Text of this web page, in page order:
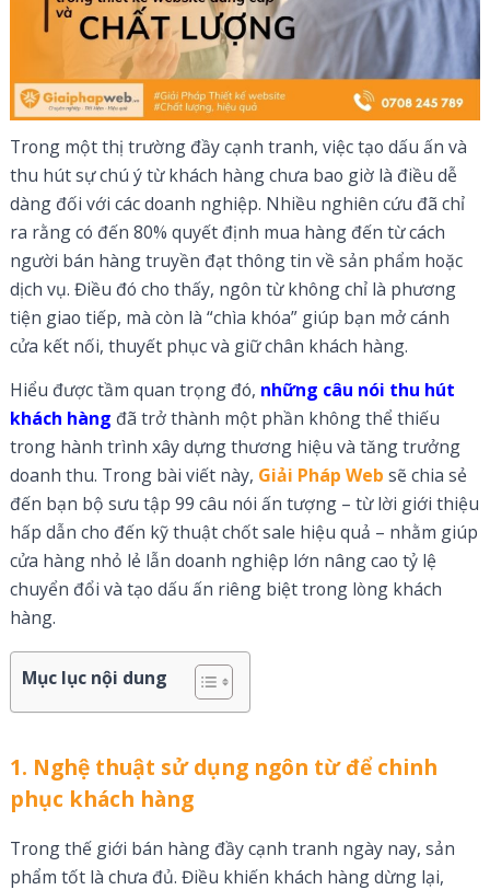
Trong một thị trường đầy cạnh tranh, việc tạo dấu ấn và
thu hút sự chú ý từ khách hàng chưa bao giờ là điều dễ
dàng đối với các doanh nghiệp. Nhiều nghiên cứu đã chỉ
ra rằng có đến 80% quyết định mua hàng đến từ cách
người bán hàng truyền đạt thông tin về sản phẩm hoặc
dịch vụ. Điều đó cho thấy, ngôn từ không chỉ là phương
tiện giao tiếp, mà còn là “chìa khóa” giúp bạn mở cánh
cửa kết nối, thuyết phục và giữ chân khách hàng.
Hiểu được tầm quan trọng đó, những câu nói thu hút
khách hàng đã trở thành một phần không thể thiếu
trong hành trình xây dựng thương hiệu và tăng trưởng
doanh thu. Trong bài viết này, Giải Pháp Web sẽ chia sẻ
đến bạn bộ sưu tập 99 câu nói ấn tượng – từ lời giới thiệu
hấp dẫn cho đến kỹ thuật chốt sale hiệu quả – nhằm giúp
cửa hàng nhỏ lẻ lẫn doanh nghiệp lớn nâng cao tỷ lệ
chuyển đổi và tạo dấu ấn riêng biệt trong lòng khách
hàng.
Mục lục nội dung
1. Nghệ thuật sử dụng ngôn từ để chinh
phục khách hàng
Trong thế giới bán hàng đầy cạnh tranh ngày nay, sản
phẩm tốt là chưa đủ. Điều khiến khách hàng dừng lại,